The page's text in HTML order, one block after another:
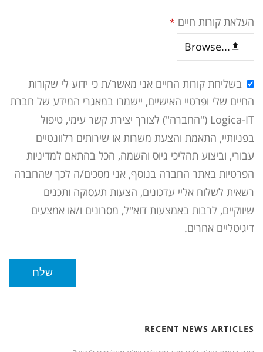
העלאת קורות חיים *
Browse...
בשליחת קורות החיים אני מאשר/ת כי ידוע לי שקורות
החיים שלי ופרטיי האישיים, יישמרו במאגרי המידע של חברת
Logica-IT ("החברה") לצורך יצירת קשר עימי, טיפול
בפניותיי, התאמת והצעת משרות או שירותים רלוונטיים
עבורי, וביצוע תהליכי גיוס והשמה, הכל בהתאם למדיניות
הפרטיות באתר החברה בנוסף, אני מסכים/ה לכך שהחברה
רשאית לשלוח אליי עדכונים, הצעות תעסוקה ותכנים
שיווקיים, לרבות באמצעות דוא"ל, מסרונים ו/או אמצעים
דיגיטליים אחרים.
שלח
RECENT NEWS ARTICLES